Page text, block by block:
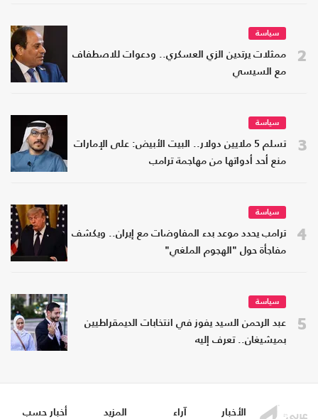
2
سياسة
ممثلات يرتدين الزي العسكري.. ودعوات للاصطفاف
مع السيسي
3
سياسة
تسلم 5 ملايين دولار.. البيت الأبيض: على الإمارات
منع أحد أدواتها من مهاجمة ترامب
4
سياسة
ترامب يحدد موعد بدء المفاوضات مع إيران.. ويكشف
مفاجأة حول "الهجوم الملغي"
5
سياسة
عبد الرحمن السيد يفوز في انتخابات الديمقراطيين
بميشيغان.. تعرف إليه
الأخبار آراء المزيد
أخبار حسب